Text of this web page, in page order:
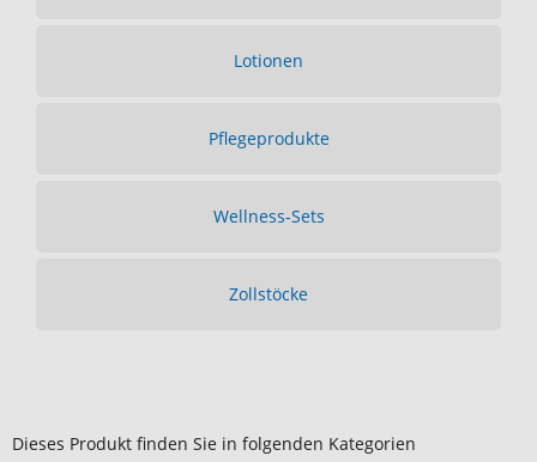
Lotionen
Pflegeprodukte
Wellness-Sets
Zollstöcke
Dieses Produkt finden Sie in folgenden Kategorien